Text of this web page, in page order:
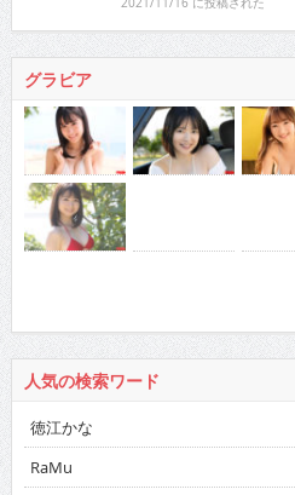
2021/11/16 に投稿された
グラビア
人気の検索ワード
徳江かな
RaMu